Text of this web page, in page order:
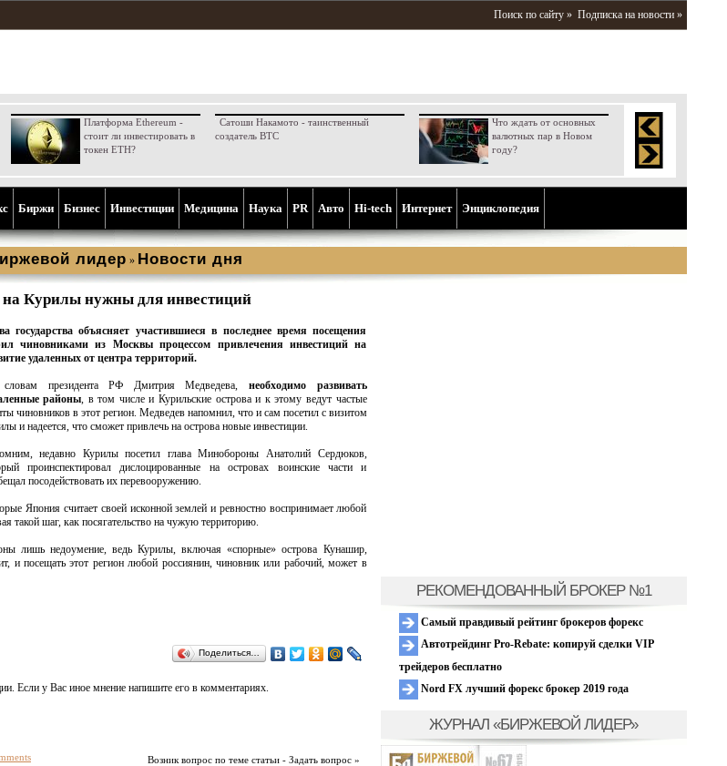
Поиск по сайту » Подписка на новости »
Платформа Ethereum -
стоит ли инвестировать в
токен ETH?
Сатоши Накамото - таинственный
создатель BTC
Что ждать от основных
валютных пар в Новом
году?
Биржи Бизнес Инвестиции Медицина Наука PR Aвто Hi-tech Интернет Энциклопедия
лидер » Новости дня
Курилы нужны для инвестиций
государства объясняет участившиеся в последнее время посещения
чиновниками из Москвы процессом привлечения инвестиций на
удаленных от центра территорий.
президента РФ Дмитрия Медведева, необходимо развивать
районы, в том числе и Курильские острова и к этому ведут частые
чиновников в этот регион. Медведев напомнил, что и сам посетил с визитом
и надеется, что сможет привлечь на острова новые инвестиции.
недавно Курилы посетил глава Минобороны Анатолий Сердюков,
проинспектировал дислоцированные на островах воинские части и
посодействовать их перевооружению.
Япония считает своей исконной землей и ревностно воспринимает любой
такой шаг, как посягательство на чужую территорию.
лишь недоумение, ведь Курилы, включая «спорные» острова Кунашир,
и посещать этот регион любой россиянин, чиновник или рабочий, может в
Поделиться…
Если у Вас иное мнение напишите его в комментариях.
Возник вопрос по теме статьи - Задать вопрос »
РЕКОМЕНДОВАННЫЙ БРОКЕР №1
Самый правдивый рейтинг брокеров форекс
Автотрейдинг Pro-Rebate: копируй сделки VIP
трейдеров бесплатно
Nord FX лучший форекс брокер 2019 года
ЖУРНАЛ «БИРЖЕВОЙ ЛИДЕР»